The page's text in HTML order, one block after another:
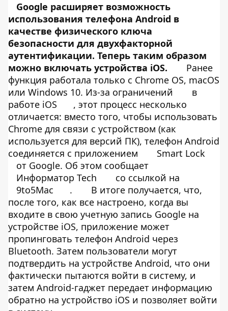
Google расширяет возможность
использования телефона Android в
качестве физического ключа
безопасности для двухфакторной
аутентификации. Теперь таким образом
можно включать устройства iOS.
Ранее
функция работала только с Chrome OS, macOS
или Windows 10. Из-за ограничений
в
работе iOS
, этот процесс несколько
отличается: вместо того, чтобы использовать
Chrome для связи с устройством (как
используется для версий ПК), телефон Android
соединяется с приложением
Smart Lock
от Google. Об этом сообщает
Информатор Tech
со ссылкой на
9to5Mac
.
В итоге получается, что,
после того, как все настроено, когда вы
входите в свою учетную запись Google на
устройстве iOS, приложение может
пропинговать телефон Android через
Bluetooth. Затем пользователи могут
подтвердить на устройстве Android, что они
фактически пытаются войти в систему, и
затем Android-гаджет передает информацию
обратно на устройство iOS и позволяет войти